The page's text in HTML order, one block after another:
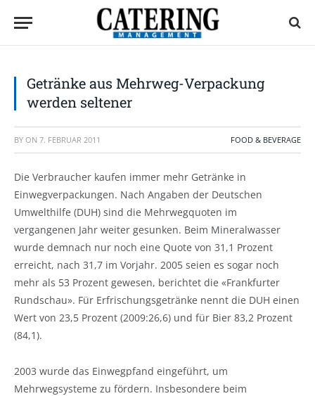
Getränke aus Mehrweg-Verpackung
werden seltener
BY ON 7. FEBRUAR 2011 FOOD & BEVERAGE
Die Verbraucher kaufen immer mehr Getränke in
Einwegverpackungen. Nach Angaben der Deutschen
Umwelthilfe (DUH) sind die Mehrwegquoten im
vergangenen Jahr weiter gesunken. Beim Mineralwasser
wurde demnach nur noch eine Quote von 31,1 Prozent
erreicht, nach 31,7 im Vorjahr. 2005 seien es sogar noch
mehr als 53 Prozent gewesen, berichtet die «Frankfurter
Rundschau». Für Erfrischungsgetränke nennt die DUH einen
Wert von 23,5 Prozent (2009:26,6) und für Bier 83,2 Prozent
(84,1).
2003 wurde das Einwegpfand eingeführt, um
Mehrwegsysteme zu fördern. Insbesondere beim